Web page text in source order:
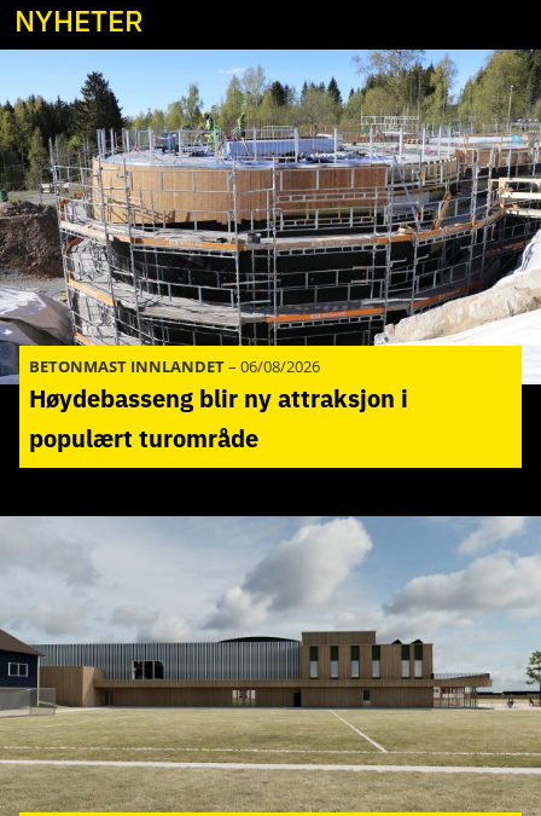
NYHETER
BETONMAST INNLANDET– 06/08/2026
Høydebasseng blir ny attraksjon i
populært turområde